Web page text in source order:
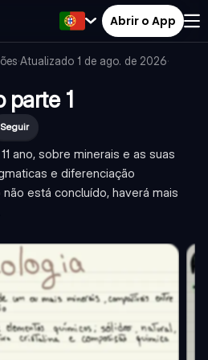
Abrir o App
·Atualizado 1 de ago. de 2026·
parte 1
Seguir
ano, sobre minerais e as suas
e diferenciação
está concluído, haverá mais